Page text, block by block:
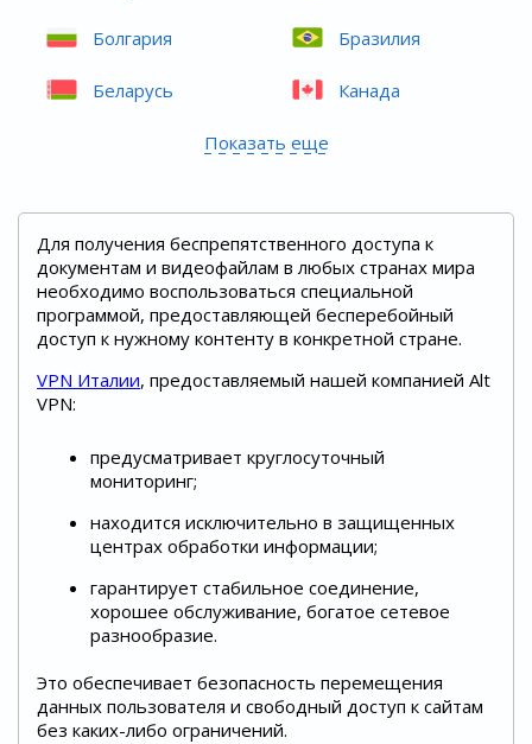
Болгария Бразилия
Беларусь Канада
Показать еще
Для получения беспрепятственного доступа к
документам и видеофайлам в любых странах мира
необходимо воспользоваться специальной
программой, предоставляющей бесперебойный
доступ к нужному контенту в конкретной стране.
VPN Италии, предоставляемый нашей компанией Alt
VPN:
предусматривает круглосуточный
мониторинг;
находится исключительно в защищенных
центрах обработки информации;
гарантирует стабильное соединение,
хорошее обслуживание, богатое сетевое
разнообразие.
Это обеспечивает безопасность перемещения
данных пользователя и свободный доступ к сайтам
без каких-либо ограничений.